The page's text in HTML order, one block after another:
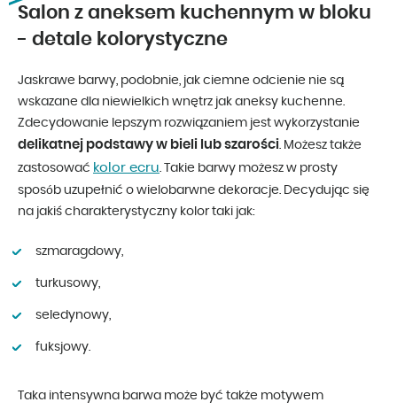
Salon z aneksem kuchennym w bloku
- detale kolorystyczne
Jaskrawe barwy, podobnie, jak ciemne odcienie nie są
wskazane dla niewielkich wnętrz jak aneksy kuchenne.
Zdecydowanie lepszym rozwiązaniem jest wykorzystanie
delikatnej podstawy w bieli lub szarości. Możesz także
zastosować kolor ecru. Takie barwy możesz w prosty
sposób uzupełnić o wielobarwne dekoracje. Decydując się
na jakiś charakterystyczny kolor taki jak:
szmaragdowy,
turkusowy,
seledynowy,
fuksjowy.
Taka intensywna barwa może być także motywem